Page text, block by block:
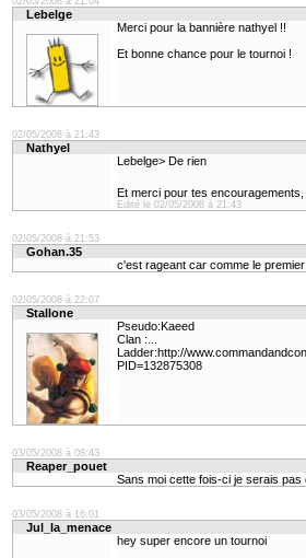
Lebelge
Merci pour la bannière nathyel !!
Et bonne chance pour le tournoi !
02/05/2008 à 21:43
Nathyel
Lebelge> De rien
Et merci pour tes
Edité le 02/05/2008 à 21:43
02/05/2008 à 21:53
Gohan.35
c'est rageant car comme le
02/05/2008 à 22:07
Stallone
Pseudo:Kaeed
Clan :...
Ladder:http://
PID=132875308
03/05/2008 à 08:43
Reaper_pouet
Sans moi cette fois-ci je serais pas
03/05/2008 à 16:01
Jul_la_menace
hey super encore un tournoi